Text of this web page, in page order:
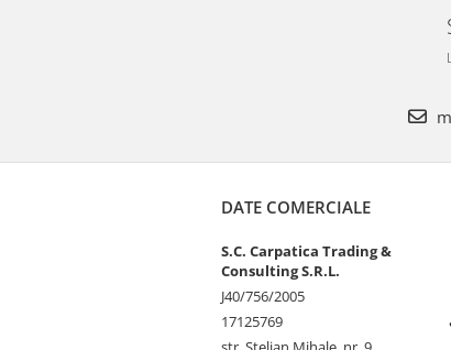
DATE COMERCIALE
S.C. Carpatica Trading &
Consulting S.R.L.
J40/756/2005
17125769